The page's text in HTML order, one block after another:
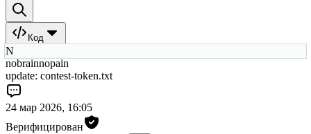
Код
N
nobrainnopain
update: contest-token.txt
24 мар 2026, 16:05
Верифицирован